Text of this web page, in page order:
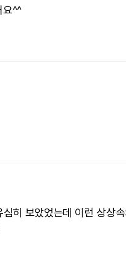
요^^
히 보았었는데 이런 상상